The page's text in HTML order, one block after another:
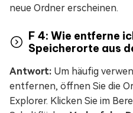
neue Ordner erscheinen.
F 4: Wie entferne
Speicherorte aus
Antwort: Um häufig
entfernen, öffnen Sie die
Explorer. Klicken Sie im